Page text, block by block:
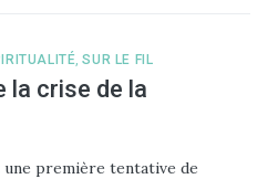
,SUR LE FIL
la crise de la
première tentative de